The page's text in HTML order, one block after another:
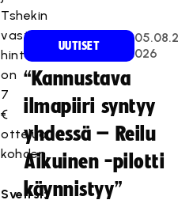
Tshekin
vastaavien
hinta
on
7
€
ottelua
kohden.
Sveitsi:
UUTISET
05.08.2
026
“Kannustava
ilmapiiri syntyy
yhdessä – Reilu
Aikuinen -pilotti
käynnistyy”